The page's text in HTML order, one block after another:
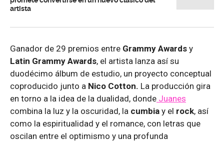
artista
Ganador de 29 premios entre Grammy Awards y
Latin Grammy Awards, el artista lanza así su
duodécimo álbum de estudio, un proyecto conceptual
coproducido junto a Nico Cotton. La producción gira
en torno a la idea de la dualidad, donde Juanes
combina la luz y la oscuridad, la cumbia y el rock, así
como la espiritualidad y el romance, con letras que
oscilan entre el optimismo y una profunda